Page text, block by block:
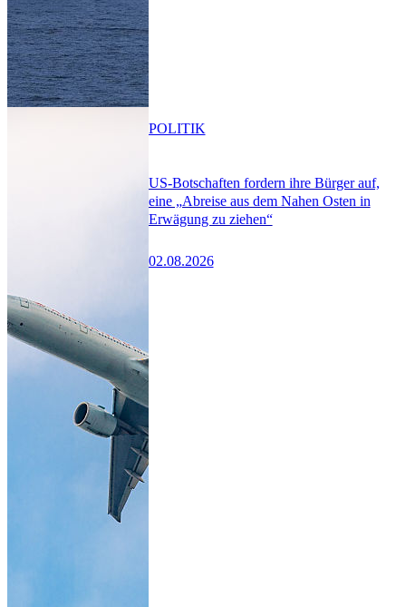
US-Botschaften fordern ihre Bürger auf,
eine „Abreise aus dem Nahen Osten in
Erwägung zu ziehen“
02.08.2026
POLITIK